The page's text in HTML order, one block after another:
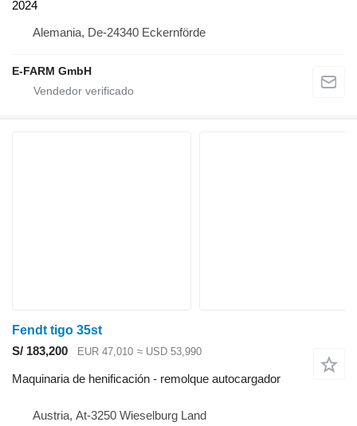
2024
Alemania, De-24340 Eckernförde
E-FARM GmbH
Fendt tigo 35st
S/ 183,200
EUR 47,010 ≈ USD 53,990
Maquinaria de henificación - remolque autocargador
Austria, At-3250 Wieselburg Land